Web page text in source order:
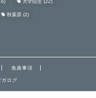
大学院生 (22)
秋葉原 (2)
免責事項
ログ